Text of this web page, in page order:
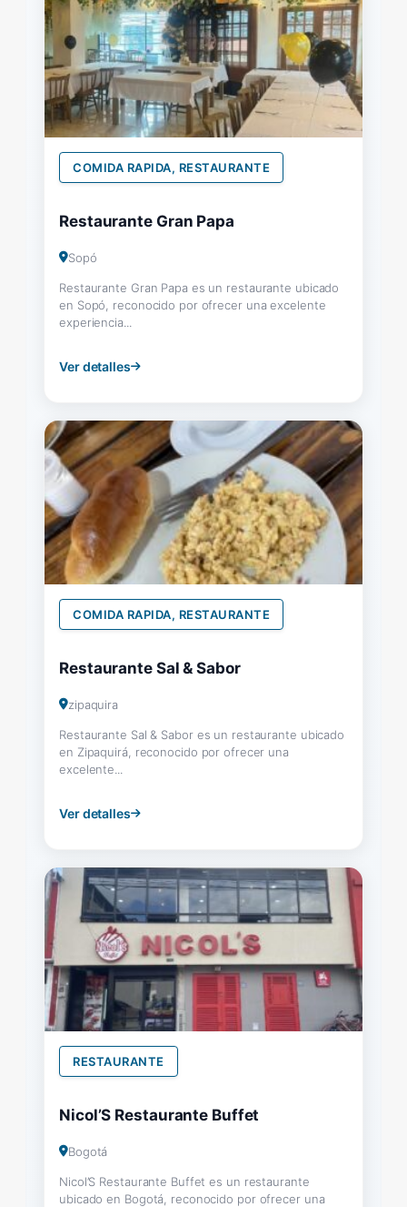
COMIDA RAPIDA, RESTAURANTE
Restaurante Gran Papa
Sopó
Restaurante Gran Papa es un restaurante ubicado
en Sopó, reconocido por ofrecer una excelente
experiencia...
Ver detalles
COMIDA RAPIDA, RESTAURANTE
Restaurante Sal & Sabor
zipaquira
Restaurante Sal & Sabor es un restaurante ubicado
en Zipaquirá, reconocido por ofrecer una
excelente...
Ver detalles
RESTAURANTE
Nicol’S Restaurante Buffet
Bogotá
Nicol’S Restaurante Buffet es un restaurante
ubicado en Bogotá, reconocido por ofrecer una